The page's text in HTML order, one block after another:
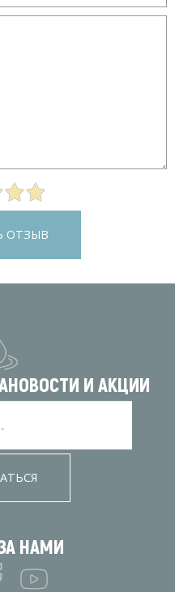
ОТЗЫВ
НОВОСТИ И АКЦИИ
НАМИ